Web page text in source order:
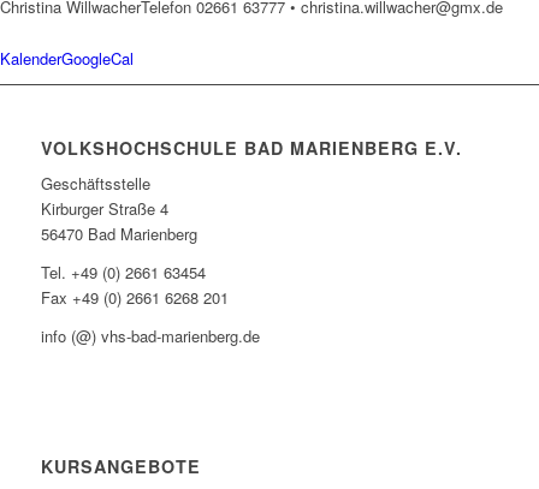
Christina WillwacherTelefon 02661 63777 • christina.willwacher@gmx.de
KalenderGoogleCal
VOLKSHOCHSCHULE BAD MARIENBERG E.V.
Geschäftsstelle
Kirburger Straße 4
56470 Bad Marienberg
Tel. +49 (0) 2661 63454
Fax +49 (0) 2661 6268 201
info (@) vhs-bad-marienberg.de
KURSANGEBOTE